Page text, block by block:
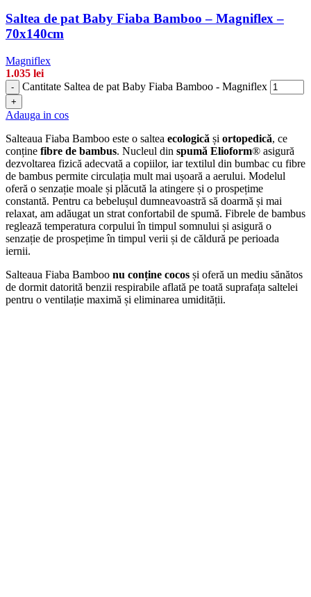
Saltea de pat Baby Fiaba Bamboo – Magniflex –
70x140cm
Magniflex
1.035 lei
- Cantitate Saltea de pat Baby Fiaba Bamboo - Magniflex
+
Adauga in cos
Salteaua Fiaba Bamboo este o saltea ecologică și ortopedică, ce
conține fibre de bambus. Nucleul din spumă Elioform® asigură
dezvoltarea fizică adecvată a copiilor, iar textilul din bumbac cu fibre
de bambus permite circulația mult mai ușoară a aerului. Modelul
oferă o senzație moale și plăcută la atingere și o prospețime
constantă. Pentru ca bebelușul dumneavoastră să doarmă și mai
relaxat, am adăugat un strat confortabil de spumă. Fibrele de bambus
reglează temperatura corpului în timpul somnului și asigură o
senzație de prospețime în timpul verii și de căldură pe perioada
iernii.
Salteaua Fiaba Bamboo nu conține cocos și oferă un mediu sănătos
de dormit datorită benzii respirabile aflată pe toată suprafața saltelei
pentru o ventilație maximă și eliminarea umidității.